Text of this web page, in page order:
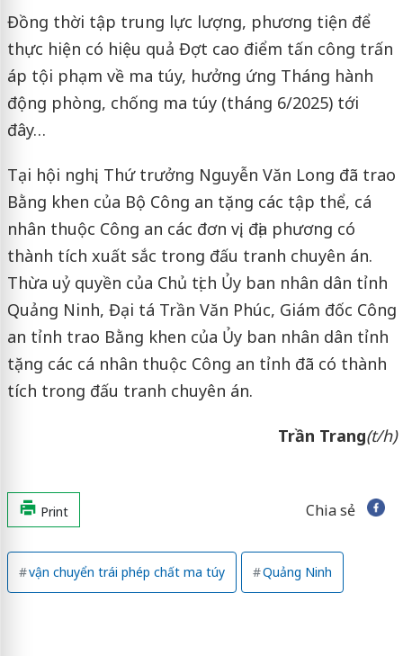
Đồng thời tập trung lực lượng, phương tiện để
thực hiện có hiệu quả Đợt cao điểm tấn công trấn
áp tội phạm về ma túy, hưởng ứng Tháng hành
động phòng, chống ma túy (tháng 6/2025) tới
đây…
Tại hội nghị, Thứ trưởng Nguyễn Văn Long đã trao
Bằng khen của Bộ Công an tặng các tập thể, cá
nhân thuộc Công an các đơn vị, địa phương có
thành tích xuất sắc trong đấu tranh chuyên án.
Thừa uỷ quyền của Chủ tịch Ủy ban nhân dân tỉnh
Quảng Ninh, Đại tá Trần Văn Phúc, Giám đốc Công
an tỉnh trao Bằng khen của Ủy ban nhân dân tỉnh
tặng các cá nhân thuộc Công an tỉnh đã có thành
tích trong đấu tranh chuyên án.
Trần Trang(t/h)
Print Chia sẻ
vận chuyển trái phép chất ma túy Quảng Ninh